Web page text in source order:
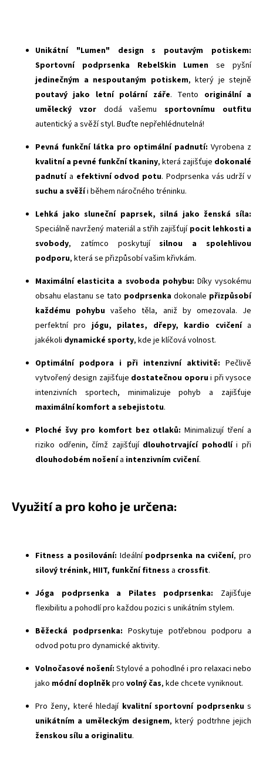
Unikátní "Lumen" design s poutavým potiskem:
Sportovní podprsenka RebelSkin Lumen se pyšní
jedinečným a nespoutaným potiskem, který je stejně
poutavý jako letní polární záře. Tento originální a
umělecký vzordodá vašemusportovnímu outfitu
autentický a svěží styl. Buďte nepřehlédnutelná!
Pevná funkční látka pro optimální padnutí: Vyrobena z
kvalitní a pevné funkční tkaniny, která zajišťuje dokonalé
padnutía efektivní odvod potu. Podprsenka vás udrží v
suchu a svěžíi během náročného tréninku.
Lehká jako sluneční paprsek, silná jako ženská síla:
Speciálně navržený materiál a střih zajišťují pocit lehkosti a
svobody, zatímco poskytujísilnou a spolehlivou
podporu, která se přizpůsobí vašim křivkám.
Maximální elasticita a svoboda pohybu: Díky vysokému
obsahu elastanu se tato podprsenka dokonale přizpůsobí
každému pohybu vašeho těla, aniž by omezovala. Je
perfektní projógu, pilates, dřepy, kardio cvičenía
jakékoli dynamické sporty, kde je klíčová volnost.
Optimální podpora i při intenzivní aktivitě: Pečlivě
vytvořený design zajišťuje dostatečnou oporui při vysoce
intenzivních sportech, minimalizuje pohyb a zajišťuje
maximální komfort a sebejistotu.
Ploché švypro komfort bez otlaků: Minimalizují tření a
riziko odřenin, čímž zajišťují dlouhotrvající pohodlíi při
dlouhodobém nošenía intenzivním cvičení.
Využití a pro koho je určena:
Fitness a posilování: Ideální podprsenka na cvičení, pro
silový trénink, HIIT, funkční fitness a crossfit.
Jóga podprsenka a Pilates podprsenka: Zajišťuje
flexibilitu a pohodlí pro každou pozici s unikátním stylem.
Běžecká podprsenka: Poskytuje potřebnou podporu a
odvod potu pro dynamické aktivity.
Volnočasové nošení: Stylové a pohodlné i pro relaxaci nebo
jako módní doplněkpro volný čas, kde chcete vyniknout.
Pro ženy, které hledají kvalitní sportovní podprsenkus
unikátním a uměleckým designem, který podtrhne jejich
ženskou sílu a originalitu.